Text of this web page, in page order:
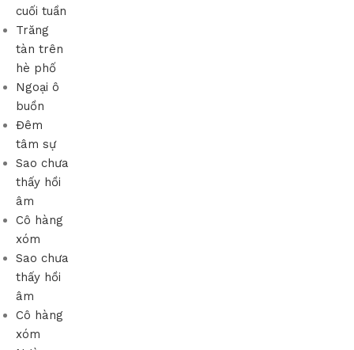
cuối tuần
Trăng
tàn trên
hè phố
Ngoại ô
buồn
Đêm
tâm sự
Sao chưa
thấy hồi
âm
Cô hàng
xóm
Sao chưa
thấy hồi
âm
Cô hàng
xóm